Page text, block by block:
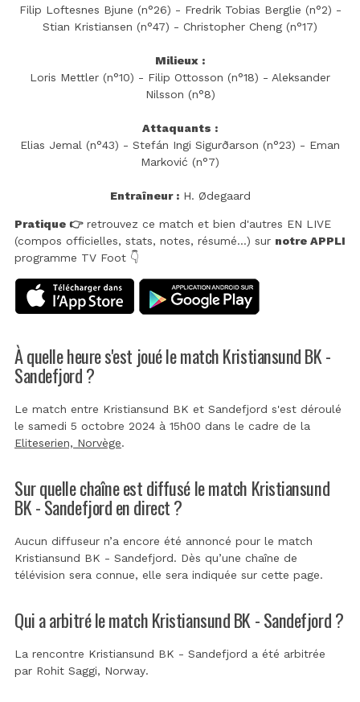
Filip Loftesnes Bjune (n°26) - Fredrik Tobias Berglie (n°2) -
Stian Kristiansen (n°47) - Christopher Cheng (n°17)
Milieux :
Loris Mettler (n°10) - Filip Ottosson (n°18) - Aleksander
Nilsson (n°8)
Attaquants :
Elias Jemal (n°43) - Stefán Ingi Sigurðarson (n°23) - Eman
Marković (n°7)
Entraîneur :H. Ødegaard
Pratique 👉retrouvez ce match et bien d'autres EN LIVE
(compos officielles, stats, notes, résumé...) sur notre APPLI
programme TV Foot 👇
À quelle heure s'est joué le match Kristiansund BK -
Sandefjord ?
Le match entre Kristiansund BK et Sandefjord s'est déroulé
le samedi 5 octobre 2024 à 15h00 dans le cadre de la
Eliteserien, Norvège.
Sur quelle chaîne est diffusé le match Kristiansund
BK - Sandefjord en direct ?
Aucun diffuseur n’a encore été annoncé pour le match
Kristiansund BK - Sandefjord. Dès qu’une chaîne de
télévision sera connue, elle sera indiquée sur cette page.
Qui a arbitré le match Kristiansund BK - Sandefjord ?
La rencontre Kristiansund BK - Sandefjord a été arbitrée
par Rohit Saggi, Norway.